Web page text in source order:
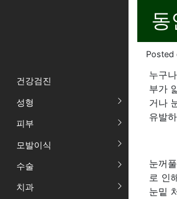
건강검진
성형
피부
모발이식
수술
치과
동
Posted
누구
부가
거나
유발
눈꺼
로 인
눈밑